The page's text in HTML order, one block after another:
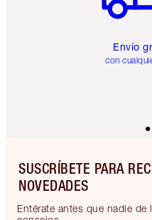
Envío
con
SUSCRÍBETE PARA
NOVEDADES
Entérate antes que nadie